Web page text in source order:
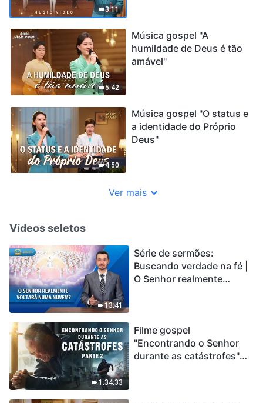
3:11
5:42
Música gospel "A
humildade de Deus é tão
amável"
4:50
Música gospel "O status e
a identidade do Próprio
Deus"
Ver mais
Vídeos seletos
13:41
Série de sermões:
Buscando verdade na fé |
O Senhor realmente
1:34:33
Filme gospel
"Encontrando o Senhor
durante as catástrofes"